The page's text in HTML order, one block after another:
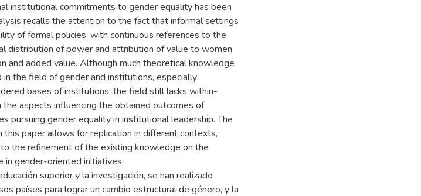
institutional commitments to gender equality has been
recalls the attention to the fact that informal settings
of formal policies, with continuous references to the
distribution of power and attribution of value to women
and added value. Although much theoretical knowledge
in the field of gender and institutions, especially
bases of institutions, the field still lacks within-
aspects influencing the obtained outcomes of
pursuing gender equality in institutional leadership. The
this paper allows for replication in different contexts,
the refinement of the existing knowledge on the
in gender-oriented initiatives.
superior y la investigación, se han realizado
países para lograr un cambio estructural de género, y la